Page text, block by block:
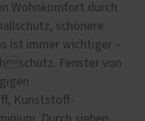
Wohnkomfort durch
schönere
ist immer wichtiger –
Fenster von
Kunststoff-